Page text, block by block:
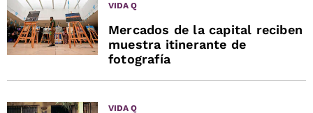
VIDA Q
Mercados de la capital reciben
muestra itinerante de
fotografía
VIDA Q